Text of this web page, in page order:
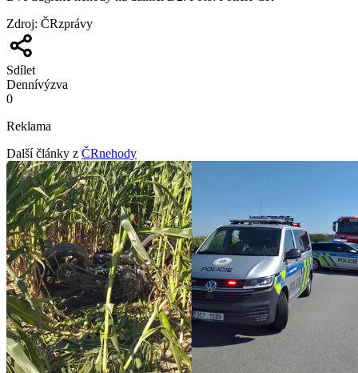
Zdroj: ČRzprávy
Sdílet
Dennívýzva
0
Reklama
Další články z ČRnehody